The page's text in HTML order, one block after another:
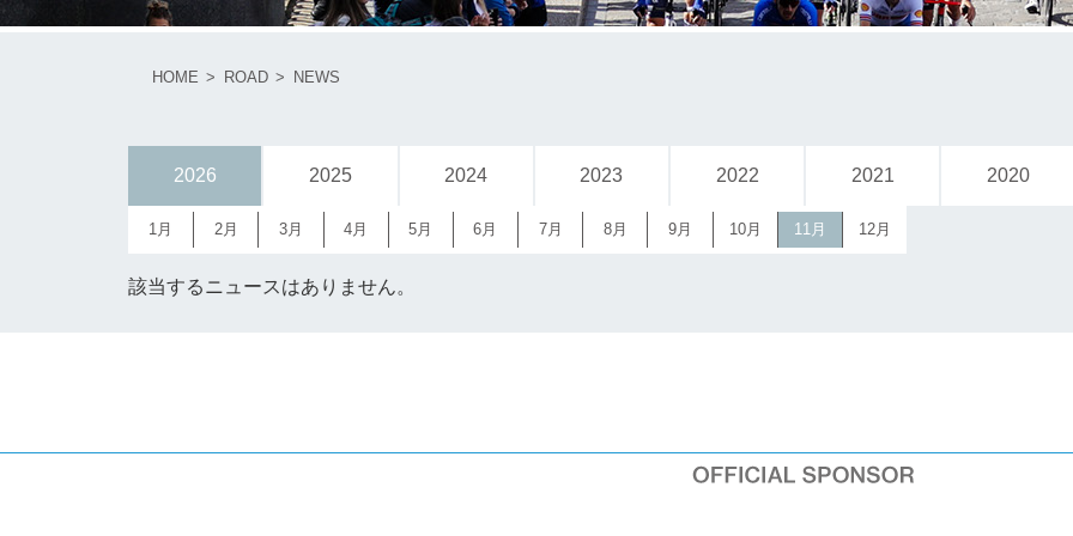
HOME ROAD NEWS
2026 2025 2024 2023 2022 2021 2020
1月 2月 3月 4月 5月 6月 7月 8月 9月 10月 11月 12月
該当するニュースはありません。